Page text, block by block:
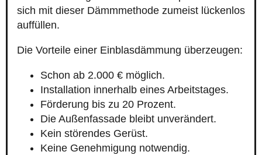
sich mit dieser Dämmmethode zumeist lückenlos
auffüllen.
Die Vorteile einer Einblasdämmung überzeugen:
Schon ab 2.000 € möglich.
Installation innerhalb eines Arbeitstages.
Förderung bis zu 20 Prozent.
Die Außenfassade bleibt unverändert.
Kein störendes Gerüst.
Keine Genehmigung notwendig.